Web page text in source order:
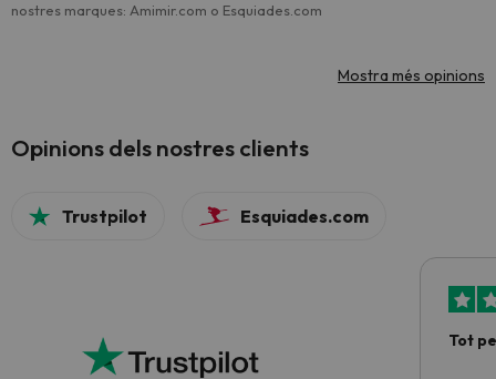
nostres marques: Amimir.com o Esquiades.com
Mostra més opinions
Opinions dels nostres clients
Trustpilot Esquiades.com
Tot